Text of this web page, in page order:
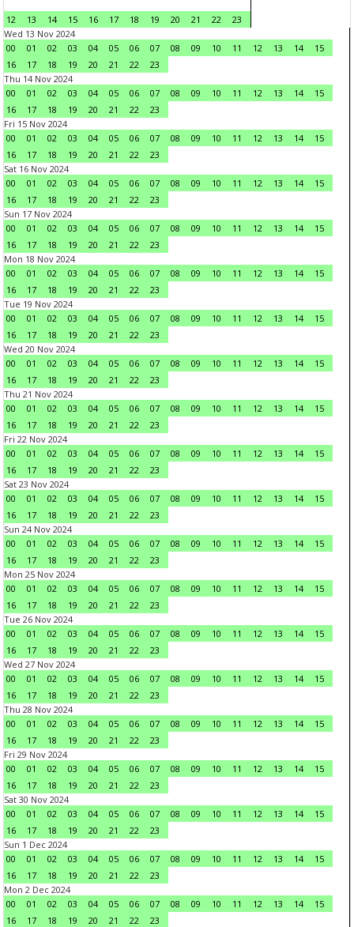
12 13 14 15 16 17 18 19 20 21 22
23
Wed 13 Nov 2024
00
01 02 03 04 05 06 07 08 09 10 11 12 13 14
15
16
17 18 19 20 21 22
23
Thu 14 Nov 2024
00
01 02 03 04 05 06 07 08 09 10 11 12 13 14
15
16
17 18 19 20 21 22
23
Fri 15 Nov 2024
00
01 02 03 04 05 06 07 08 09 10 11 12 13 14
15
16
17 18 19 20 21 22
23
Sat 16 Nov 2024
00
01 02 03 04 05 06 07 08 09 10 11 12 13 14
15
16
17 18 19 20 21 22
23
Sun 17 Nov 2024
00
01 02 03 04 05 06 07 08 09 10 11 12 13 14
15
16
17 18 19 20 21 22
23
Mon 18 Nov 2024
00
01 02 03 04 05 06 07 08 09 10 11 12 13 14
15
16
17 18 19 20 21 22
23
Tue 19 Nov 2024
00
01 02 03 04 05 06 07 08 09 10 11 12 13 14
15
16
17 18 19 20 21 22
23
Wed 20 Nov 2024
00
01 02 03 04 05 06 07 08 09 10 11 12 13 14
15
16
17 18 19 20 21 22
23
Thu 21 Nov 2024
00
01 02 03 04 05 06 07 08 09 10 11 12 13 14
15
16
17 18 19 20 21 22
23
Fri 22 Nov 2024
00
01 02 03 04 05 06 07 08 09 10 11 12 13 14
15
16
17 18 19 20 21 22
23
Sat 23 Nov 2024
00
01 02 03 04 05 06 07 08 09 10 11 12 13 14
15
16
17 18 19 20 21 22
23
Sun 24 Nov 2024
00
01 02 03 04 05 06 07 08 09 10 11 12 13 14
15
16
17 18 19 20 21 22
23
Mon 25 Nov 2024
00
01 02 03 04 05 06 07 08 09 10 11 12 13 14
15
16
17 18 19 20 21 22
23
Tue 26 Nov 2024
00
01 02 03 04 05 06 07 08 09 10 11 12 13 14
15
16
17 18 19 20 21 22
23
Wed 27 Nov 2024
00
01 02 03 04 05 06 07 08 09 10 11 12 13 14
15
16
17 18 19 20 21 22
23
Thu 28 Nov 2024
00
01 02 03 04 05 06 07 08 09 10 11 12 13 14
15
16
17 18 19 20 21 22
23
Fri 29 Nov 2024
00
01 02 03 04 05 06 07 08 09 10 11 12 13 14
15
16
17 18 19 20 21 22
23
Sat 30 Nov 2024
00
01 02 03 04 05 06 07 08 09 10 11 12 13 14
15
16
17 18 19 20 21 22
23
Sun 1 Dec 2024
00
01 02 03 04 05 06 07 08 09 10 11 12 13 14
15
16
17 18 19 20 21 22
23
Mon 2 Dec 2024
00
01 02 03 04 05 06 07 08 09 10 11 12 13 14
15
16
17 18 19 20 21 22
23